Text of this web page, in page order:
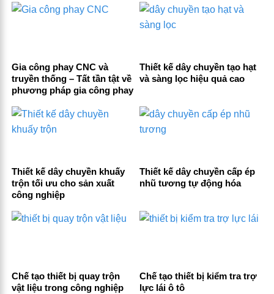
Gia công phay CNC và
truyền thống – Tất tần tật về
phương pháp gia công phay
Thiết kế dây chuyền tạo hạt
và sàng lọc hiệu quả cao
Thiết kế dây chuyền khuấy
trộn tối ưu cho sản xuất
công nghiệp
Thiết kế dây chuyền cấp ép
nhũ tương tự động hóa
Chế tạo thiết bị quay trộn
vật liệu trong công nghiệp
Chế tạo thiết bị kiểm tra trợ
lực lái ô tô